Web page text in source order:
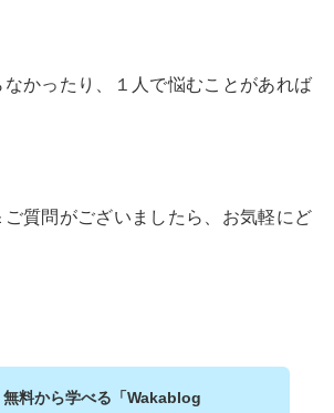
なかったり、１人で悩むことがあれば
質問がございましたら、お気軽にど
無料から学べる「Wakablog